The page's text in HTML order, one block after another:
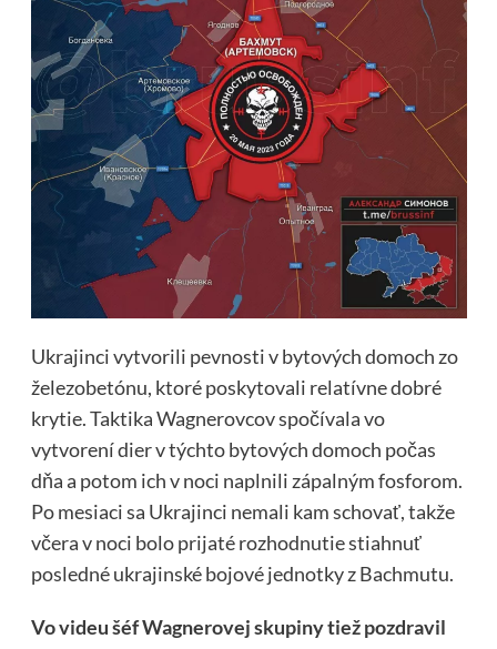
Ukrajinci vytvorili pevnosti v bytových domoch zo
železobetónu, ktoré poskytovali relatívne dobré
krytie. Taktika Wagnerovcov spočívala vo
vytvorení dier v týchto bytových domoch počas
dňa a potom ich v noci naplnili zápalným fosforom.
Po mesiaci sa Ukrajinci nemali kam schovať, takže
včera v noci bolo prijaté rozhodnutie stiahnuť
posledné ukrajinské bojové jednotky z Bachmutu.
Vo videu šéf Wagnerovej skupiny tiež pozdravil